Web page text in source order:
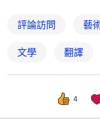
評論訪問 藝
文學 翻譯
4